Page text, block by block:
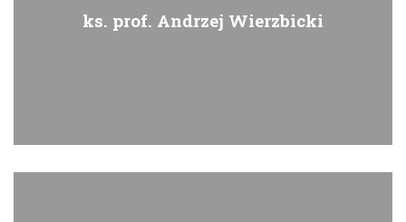
ks. prof. Andrzej Wierzbicki